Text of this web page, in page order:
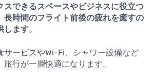
スできるスペースやビジネスに役立つ
長時間のフライト前後の疲れを癒すの
ます。
サービスやWi-Fi、シャワー設備など
行が一層快適になります。